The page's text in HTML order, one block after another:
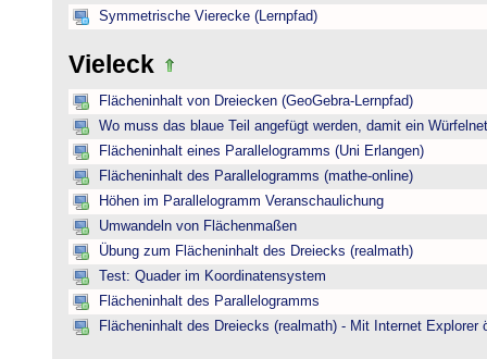
Symmetrische Vierecke (Lernpfad)
Vieleck
Flächeninhalt von Dreiecken (GeoGebra-Lernpfad)
Wo muss das blaue Teil angefügt werden, damit ein
Flächeninhalt eines Parallelogramms (Uni Erlangen)
Flächeninhalt des Parallelogramms (mathe-online)
Höhen im Parallelogramm Veranschaulichung
Umwandeln von Flächenmaßen
Übung zum Flächeninhalt des Dreiecks (realmath)
Test: Quader im Koordinatensystem
Flächeninhalt des Parallelogramms
Flächeninhalt des Dreiecks (realmath) - Mit Internet Explorer